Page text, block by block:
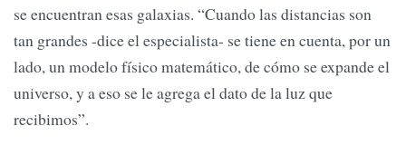
se encuentran esas galaxias. “Cuando las distancias son
tan grandes -dice el especialista- se tiene en cuenta, por un
lado, un modelo físico matemático, de cómo se expande el
universo, y a eso se le agrega el dato de la luz que
recibimos”.